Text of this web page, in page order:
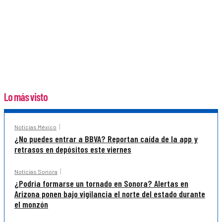
Lo más visto
Noticias México
¿No puedes entrar a BBVA? Reportan caída de la app y
retrasos en depósitos este viernes
Noticias Sonora
¿Podría formarse un tornado en Sonora? Alertas en
Arizona ponen bajo vigilancia el norte del estado durante
el monzón